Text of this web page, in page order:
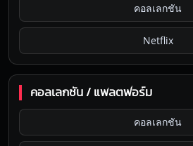
คอลเลกชัน
Netflix
คอลเลกชัน / แพลตฟอร์ม
คอลเลกชัน